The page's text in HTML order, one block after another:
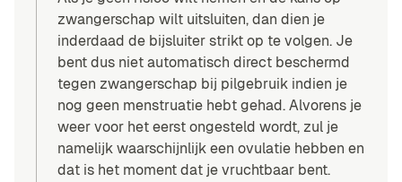
zwangerschap wilt uitsluiten, dan dien je
inderdaad de bijsluiter strikt op te volgen. Je
bent dus niet automatisch direct beschermd
tegen zwangerschap bij pilgebruik indien je
nog geen menstruatie hebt gehad. Alvorens je
weer voor het eerst ongesteld wordt, zul je
namelijk waarschijnlijk een ovulatie hebben en
dat is het moment dat je vruchtbaar bent.